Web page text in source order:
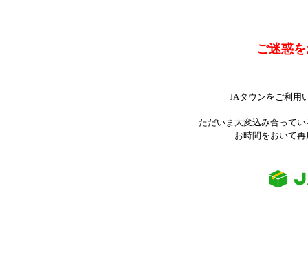
ご迷惑
JAタウンをご利用
ただいま大変込み合って
お時間をおいて